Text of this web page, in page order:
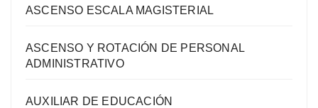
ASCENSO ESCALA MAGISTERIAL
ASCENSO Y ROTACIÓN DE PERSONAL
ADMINISTRATIVO
AUXILIAR DE EDUCACIÓN